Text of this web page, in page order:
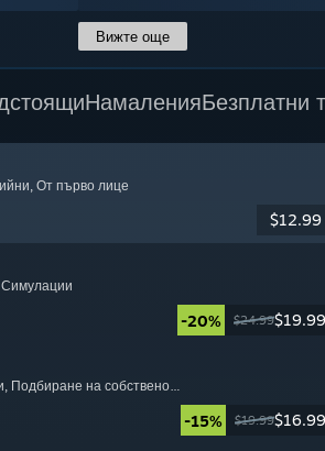
Вижте още
НамаленияБезплатни
, От първо лице
$12.99
Симулации
-20% $24.99$19.99
, Подбиране на собствено приключение
-15% $19.99$16.99